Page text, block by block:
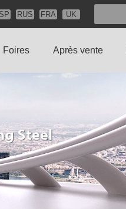
RUS FRA UK
Foires Après vente